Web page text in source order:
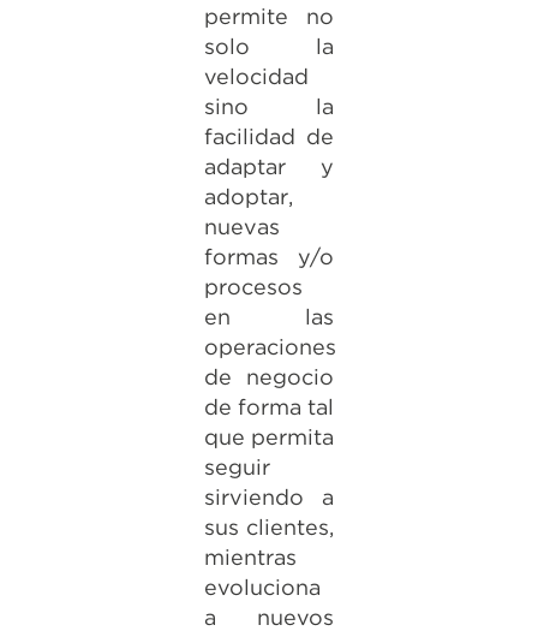
permite no
solo la
velocidad
sino la
facilidad de
adaptar y
adoptar,
nuevas
formas y/o
procesos
en las
operaciones
de negocio
de forma tal
que permita
seguir
sirviendo a
sus clientes,
mientras
evoluciona
a nuevos